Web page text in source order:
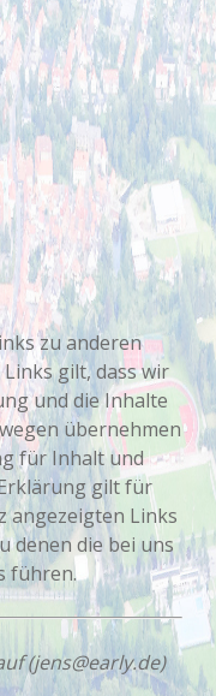
zu anderen
gilt, dass wir
und die Inhalte
übernehmen
für Inhalt und
gilt für
angezeigten Links
denen die bei uns
führen.
(jens@early.de)